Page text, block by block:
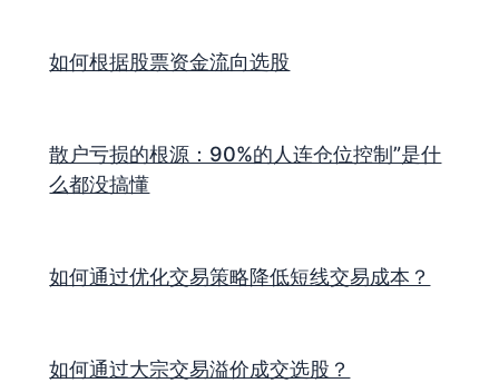
如何根据股票资金流向选股
散户亏损的根源：90%的人连仓位控制”是什
么都没搞懂
如何通过优化交易策略降低短线交易成本？
如何通过大宗交易溢价成交选股？